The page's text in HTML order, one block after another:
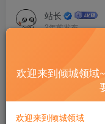
站长
2年前发布
此内容为付费资源，
欢迎来到倾城领域
欢迎来到倾城领域